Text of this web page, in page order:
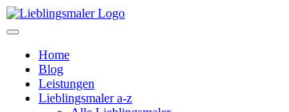
Home
Blog
Leistungen
Lieblingsmaler a-z